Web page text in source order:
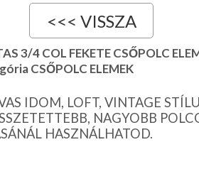
3/4 COL FEKETE CSŐPOLC
CSŐPOLC ELEMEK
IDOM, LOFT, VINTAGE
NAGYOBB
HASZNÁLHATOD.